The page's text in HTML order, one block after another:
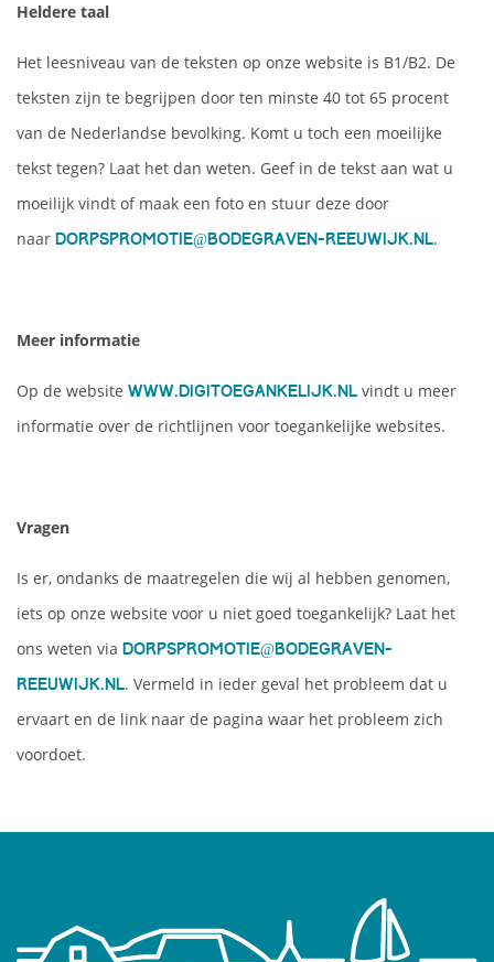
Heldere taal
Het leesniveau van de teksten op onze website is B1/B2. De
teksten zijn te begrijpen door ten minste 40 tot 65 procent
van de Nederlandse bevolking. Komt u toch een moeilijke
tekst tegen? Laat het dan weten. Geef in de tekst aan wat u
moeilijk vindt of maak een foto en stuur deze door
naar dorpspromotie@bodegraven-reeuwijk.nl.
Meer informatie
Op de website www.digitoegankelijk.nl vindt u meer
informatie over de richtlijnen voor toegankelijke websites.
Vragen
Is er, ondanks de maatregelen die wij al hebben genomen,
iets op onze website voor u niet goed toegankelijk? Laat het
ons weten via dorpspromotie@bodegraven-
reeuwijk.nl. Vermeld in ieder geval het probleem dat u
ervaart en de link naar de pagina waar het probleem zich
voordoet.